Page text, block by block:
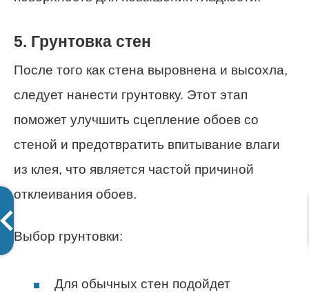
5. Грунтовка стен
После того как стена выровнена и высохла,
следует нанести грунтовку. Этот этап
поможет улучшить сцепление обоев со
стеной и предотвратить впитывание влаги
из клея, что является частой причиной
отклеивания обоев.
Выбор грунтовки:
Для обычных стен подойдет